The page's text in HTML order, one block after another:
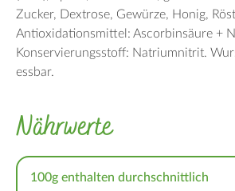
Zucker
Dextrose Gewürze Honig
Antioxidationsmittel: Ascorbinsäure +
Konservierungsstoff: Natriumnitrit
essbar
Nährwerte
100g enthalten durchschnittlich